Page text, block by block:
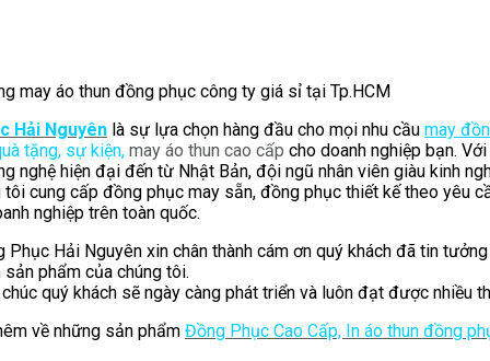
may áo thun đồng phục công ty giá sỉ tại Tp.HCM
Hải Nguyên là sự lựa chọn hàng đầu cho mọi nhu cầu may
tặng, sự kiện, may áo thun cao cấp cho doanh nghiệp bạn.
nghệ hiện đại đến từ Nhật Bản, đội ngũ nhân viên giàu kinh
tôi cung cấp đồng phục may sẵn, đồng phục thiết kế theo yêu
nghiệp trên toàn quốc.
Phục Hải Nguyên xin chân thành cám ơn quý khách đã tin
sản phẩm của chúng tôi.
quý khách sẽ ngày càng phát triển và luôn đạt được nhiều
về những sản phẩm Đồng Phục Cao Cấp, In áo thun đồng